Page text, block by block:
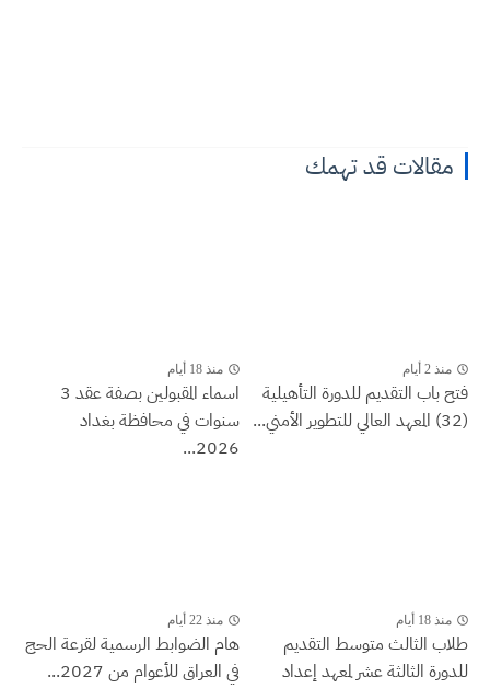
مقالات قد تهمك
منذ 2 أيام
فتح باب التقديم للدورة التأهيلية
(32) المعهد العالي للتطوير الأمني...
منذ 18 أيام
اسماء المقبولين بصفة عقد 3
سنوات في محافظة بغداد
2026...
منذ 18 أيام
طلاب الثالث متوسط التقديم
للدورة الثالثة عشر لمعهد إعداد
منذ 22 أيام
هام الضوابط الرسمية لقرعة الحج
في العراق للأعوام من 2027...